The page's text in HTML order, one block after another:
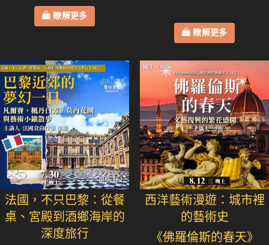
瞭解更多
瞭解更多
法國，不只巴黎：從餐
桌、宮殿到酒鄉海岸的
深度旅行
西洋藝術漫遊：城市裡
的藝術史
《佛羅倫斯的春天》